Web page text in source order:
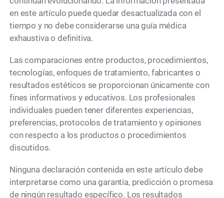
en este artículo puede quedar desactualizada con el
tiempo y no debe considerarse una guía médica
exhaustiva o definitiva.
Las comparaciones entre productos, procedimientos,
tecnologías, enfoques de tratamiento, fabricantes o
resultados estéticos se proporcionan únicamente con
fines informativos y educativos. Los profesionales
individuales pueden tener diferentes experiencias,
preferencias, protocolos de tratamiento y opiniones
con respecto a los productos o procedimientos
discutidos.
Ninguna declaración contenida en este artículo debe
interpretarse como una garantía, predicción o promesa
de ningún resultado específico. Los resultados